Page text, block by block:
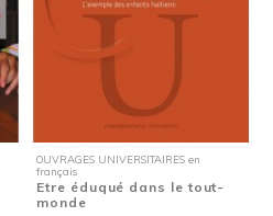
OUVRAGES UNIVERSITAIRES en
français
Etre éduqué dans le tout-
monde